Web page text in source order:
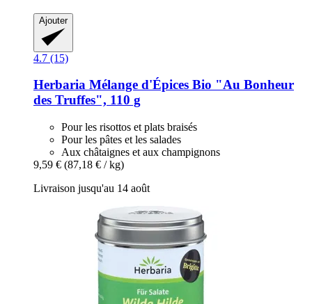
Ajouter
4.7 (15)
Herbaria Mélange d'Épices Bio "Au Bonheur
des Truffes", 110 g
Pour les risottos et plats braisés
Pour les pâtes et les salades
Aux châtaignes et aux champignons
9,59 € (87,18 € / kg)
Livraison jusqu'au 14 août